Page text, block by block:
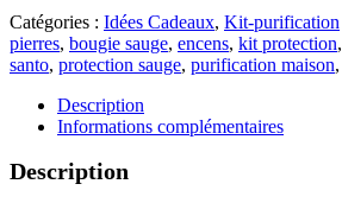
Catégories : Idées Cadeaux, Kit-purification
pierres, bougie sauge, encens, kit protection,
santo, protection sauge, purification maison,
Description
Informations complémentaires
Description